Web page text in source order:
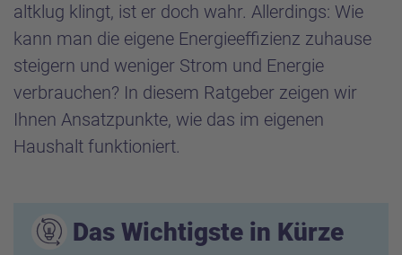
altklug klingt, ist er doch wahr. Allerdings: Wie
kann man die eigene Energieeffizienz zuhause
steigern und weniger Strom und Energie
verbrauchen? In diesem Ratgeber zeigen wir
Ihnen Ansatzpunkte, wie das im eigenen
Haushalt funktioniert.
Das Wichtigste in Kürze